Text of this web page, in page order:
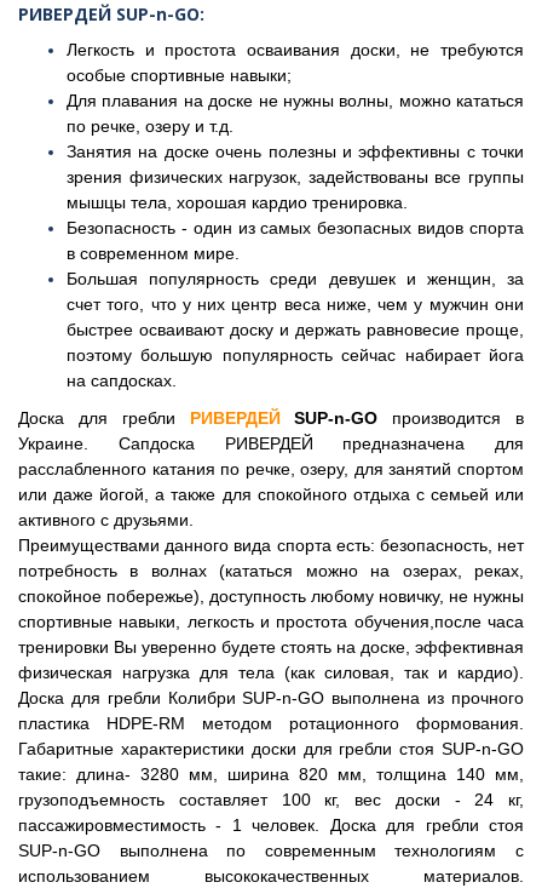
РИВЕРДЕЙ SUP-n-GO:
Легкость и простота осваивания доски, не требуются
особые спортивные навыки;
Для плавания на доске не нужны волны, можно кататься
по речке, озеру и т.д.
Занятия на доске очень полезны и эффективны с точки
зрения физических нагрузок, задействованы все группы
мышцы тела, хорошая кардио тренировка.
Безопасность - один из самых безопасных видов спорта
в современном мире.
Большая популярность среди девушек и женщин, за
счет того, что у них центр веса ниже, чем у мужчин они
быстрее осваивают доску и держать равновесие проще,
поэтому большую популярность сейчас набирает йога
на сапдосках.
Доска для гребли РИВЕРДЕЙSUP-n-GO производится в
Украине. Сапдоска РИВЕРДЕЙ предназначена для
расслабленного катания по речке, озеру, для занятий спортом
или даже йогой, а также для спокойного отдыха с семьей или
активного с друзьями.
Преимуществами данного вида спорта есть: безопасность, нет
потребность в волнах (кататься можно на озерах, реках,
спокойное побережье), доступность любому новичку, не нужны
спортивные навыки, легкость и простота обучения,после часа
тренировки Вы уверенно будете стоять на доске, эффективная
физическая нагрузка для тела (как силовая, так и кардио).
Доска для гребли Колибри SUP-n-GO выполнена из прочного
пластика HDPE-RM методом ротационного формования.
Габаритные характеристики доски для гребли стоя SUP-n-GO
такие: длина- 3280 мм, ширина 820 мм, толщина 140 мм,
грузоподъемность составляет 100 кг, вес доски - 24 кг,
пассажировместимость - 1 человек. Доска для гребли стоя
SUP-n-GO выполнена по современным технологиям с
использованием высококачественных материалов.